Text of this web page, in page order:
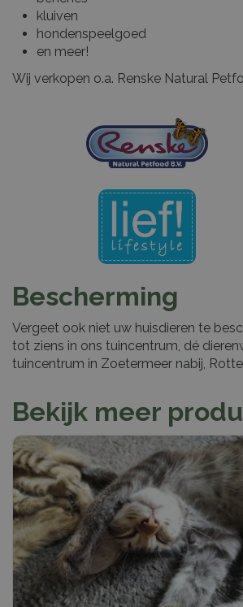
kluiven
hondenspeelgoed
en meer!
Wij verkopen o.a. Renske Natural
Bescherming
Vergeet ook niet uw huisdieren te
tot ziens in ons tuincentrum, dé
tuincentrum in Zoetermeer nabij,
Bekijk meer